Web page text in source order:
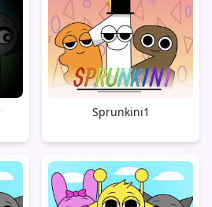
Sprunkini1